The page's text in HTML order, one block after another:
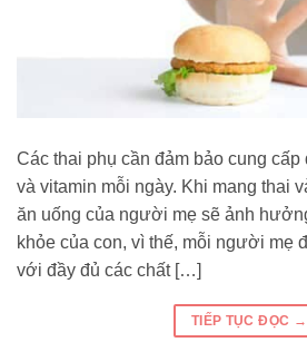
Các thai phụ cần đảm bảo cung
và vitamin mỗi ngày. Khi mang thai
ăn uống của người mẹ sẽ ảnh
khỏe của con, vì thế, mỗi người mẹ
với đầy đủ các chất […]
TIẾP TỤC ĐỌC →